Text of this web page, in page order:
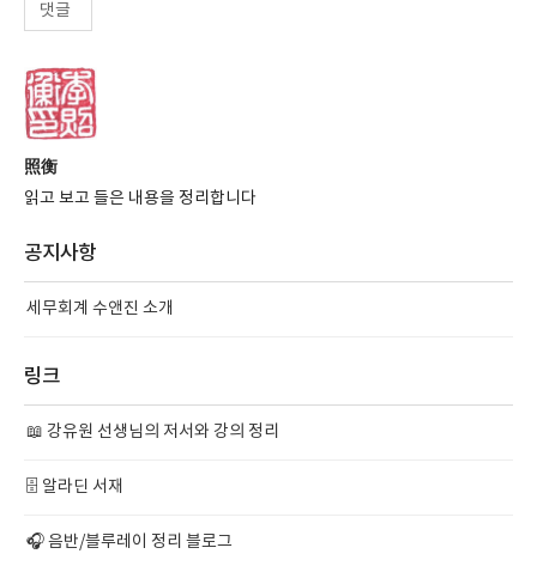
댓글
照衡
읽고 보고 들은 내용을 정리합니다
공지사항
세무회계 수앤진 소개
링크
📖 강유원 선생님의 저서와 강의 정리
🗄️ 알라딘 서재
🎧 음반/블루레이 정리 블로그